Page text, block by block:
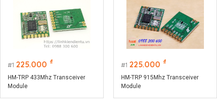
1 225.000 ₫
HM-TRP 433Mhz Transceiver
Module
1 225.000 ₫
HM-TRP 915Mhz Transceiver
Module